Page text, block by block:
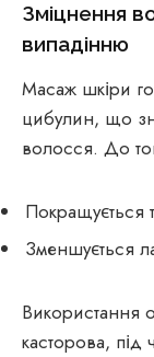
Зміцнення
випадінню
Масаж шкіри
цибулин, що
волосся. До
Покращується
Зменшується
Використання
касторова, під